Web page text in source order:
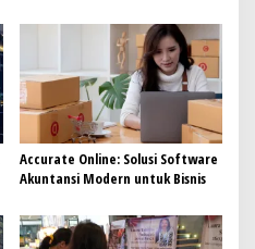
Accurate Online: Solusi Software
Akuntansi Modern untuk Bisnis